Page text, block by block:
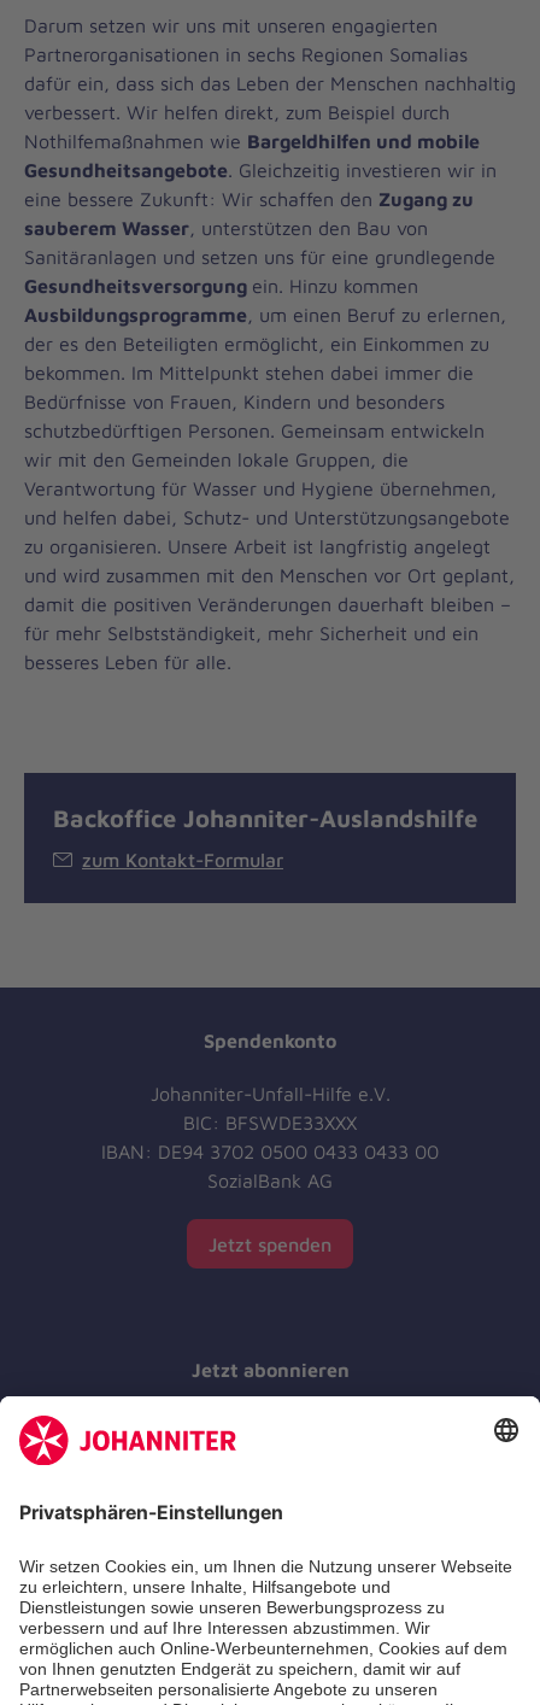
Darum setzen wir uns mit unseren engagierten
Partnerorganisationen in sechs Regionen Somalias
dafür ein, dass sich das Leben der Menschen nachhaltig
verbessert. Wir helfen direkt, zum Beispiel durch
Nothilfemaßnahmen wie Bargeldhilfen und mobile
Gesundheitsangebote. Gleichzeitig investieren wir in
eine bessere Zukunft: Wir schaffen den Zugang zu
sauberem Wasser , unterstützen den Bau von
Sanitäranlagen und setzen uns für eine grundlegende
Gesundheitsversorgung ein. Hinzu kommen
Ausbildungsprogramme , um einen Beruf zu erlernen,
der es den Beteiligten ermöglicht, ein Einkommen zu
bekommen. Im Mittelpunkt stehen dabei immer die
Bedürfnisse von Frauen, Kindern und besonders
schutzbedürftigen Personen. Gemeinsam entwickeln
wir mit den Gemeinden lokale Gruppen, die
Verantwortung für Wasser und Hygiene übernehmen,
und helfen dabei, Schutz- und Unterstützungsangebote
zu organisieren. Unsere Arbeit ist langfristig angelegt
und wird zusammen mit den Menschen vor Ort geplant,
damit die positiven Veränderungen dauerhaft bleiben –
für mehr Selbstständigkeit, mehr Sicherheit und ein
besseres Leben für alle.
Backoffice Johanniter-Auslandshilfe
zum Kontakt-Formular
Spendenkonto
Johanniter-Unfall-Hilfe e.V.
BIC: BFSWDE33XXX
IBAN: DE94 3702 0500 0433 0433 00
SozialBank AG
Jetzt spenden
Jetzt abonnieren
Abständen über unsere Arbeit.
Jetzt abonnieren
Zertifizierung der Johanniter-Unfall-Hilfe e.V.